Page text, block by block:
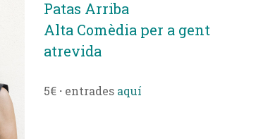
Patas Arriba
Alta Comèdia per a gent
atrevida
5€ ·entradesaquí